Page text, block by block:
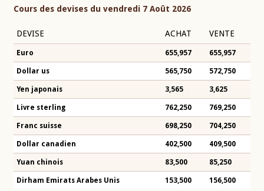
Cours des devises du vendredi 7 Août 2026
DEVISE ACHAT VENTE
Euro 655,957 655,957
Dollar us 565,750 572,750
Yen japonais 3,565 3,625
Livre sterling 762,250 769,250
Franc suisse 698,250 704,250
Dollar canadien 402,500 409,500
Yuan chinois 83,500 85,250
Dirham Emirats Arabes Unis 153,500 156,500